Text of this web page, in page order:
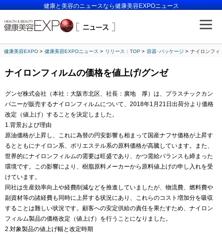
健康と美容のニュースなら健康美容EXPOニュース
健康美容EXPO 健康美容EXPOニュース リリース：TOP 容器･パッケージ ナイロンフィ
ナイロンフィルムの価格を値上げ/グンゼ
グンゼ株式会社（本社：大阪市北区、社長：廣地 厚）は、プラスチックカン
パニーが販売するナイロンフィルムについて、2018年1月21日出荷分より価格
改定（値上げ）することを決定しました。
1.背景および理由
原油価格が上昇し、これに為替の円安影響も相まって国産ナフサ価格が上昇す
るとともにナイロン系、ポリエステル系の原料価格が高騰しています。また、
世界的にナイロンフィルムの需要は旺盛であり、かつ需給バランスも締まった
環境です。この影響により、樹脂原料メーカーから原料値上げの申し入れを受
けています。
同社は生産効率向上や経費削減などを推進していましたが、物流費、燃料費や
副資材等の諸経費も同時に上昇する状況にあり、これらのコスト増加分を吸収
することは難しい状況です。顧客への安定供給の責任を果たすため、ナイロン
フィルム製品の価格改定（値上げ）を行うことになりました。
2.対象製品の値上げ幅と改定時期